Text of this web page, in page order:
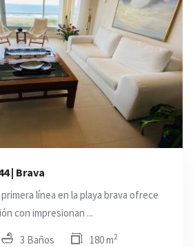
| Brava
línea en la playa brava ofrece
con impresionan ...
3 Baños 180 m2